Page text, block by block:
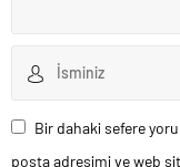
Bir dahaki sefere
posta adresimi ve web